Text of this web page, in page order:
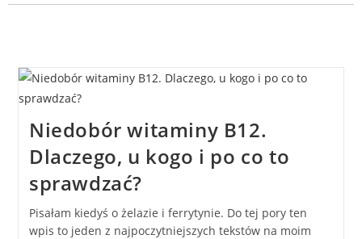
Niedobór witaminy B12.
Dlaczego, u kogo i po co to
sprawdzać?
Pisałam kiedyś o żelazie i ferrytynie. Do tej pory ten
wpis to jeden z najpoczytniejszych tekstów na moim